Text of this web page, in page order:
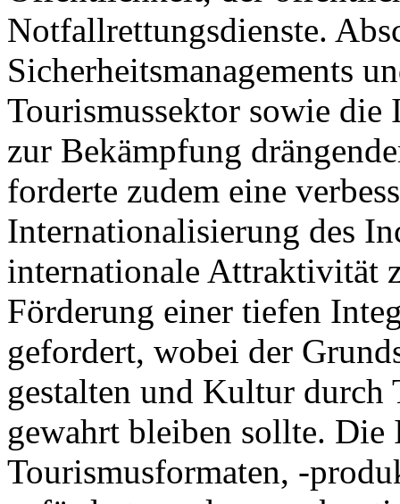
Notfallrettungsdienste.
Sicherheitsmanagements
Tourismussektor sowie
zur Bekämpfung
forderte zudem eine
Internationalisierung des
internationale Attraktivität
Förderung einer tiefen
gefordert, wobei der
gestalten und Kultur durch
gewahrt bleiben sollte.
Tourismusformaten, -